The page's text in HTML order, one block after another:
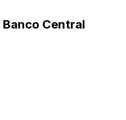
Banco Central